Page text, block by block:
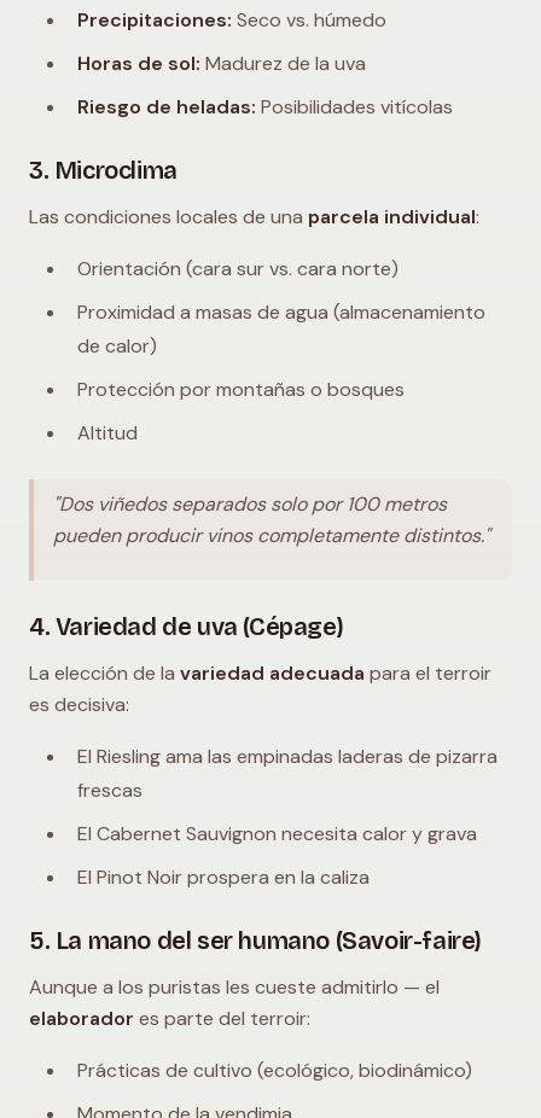
Precipitaciones: Seco vs. húmedo
Horas de sol: Madurez de la uva
Riesgo de heladas: Posibilidades vitícolas
3. Microclima
Las condiciones locales de una parcela individual:
Orientación (cara sur vs. cara norte)
Proximidad a masas de agua (almacenamiento
de calor)
Protección por montañas o bosques
Altitud
"Dos viñedos separados solo por 100 metros
pueden producir vinos completamente distintos."
4. Variedad de uva (Cépage)
La elección de la variedad adecuada para el terroir
es decisiva:
El Riesling ama las empinadas laderas de pizarra
frescas
El Cabernet Sauvignon necesita calor y grava
El Pinot Noir prospera en la caliza
5. La mano del ser humano (Savoir-faire)
Aunque a los puristas les cueste admitirlo — el
elaborador es parte del terroir:
Prácticas de cultivo (ecológico, biodinámico)